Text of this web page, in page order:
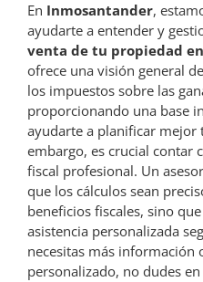
En Inmosantander,
ayudarte a entender y
venta de tu propiedad
ofrece una visión general
los impuestos sobre las
proporcionando una base
ayudarte a planificar mejor
embargo, es crucial contar
fiscal profesional. Un
que los cálculos sean
beneficios fiscales, sino
asistencia personalizada
necesitas más información
personalizado, no dudes